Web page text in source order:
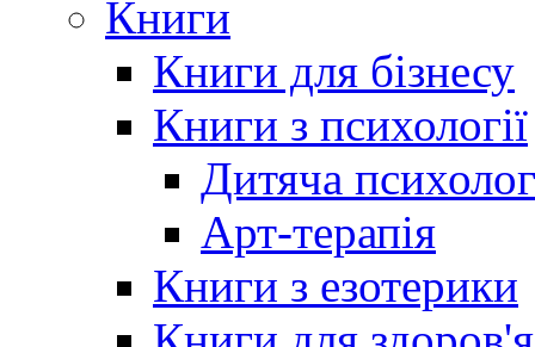
Книги
Книги для бізнесу
Книги з психології
Дитяча
Арт-терапія
Книги з езотерики